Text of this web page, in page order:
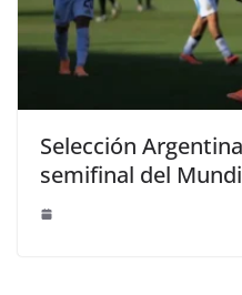
Selección
semifinal del